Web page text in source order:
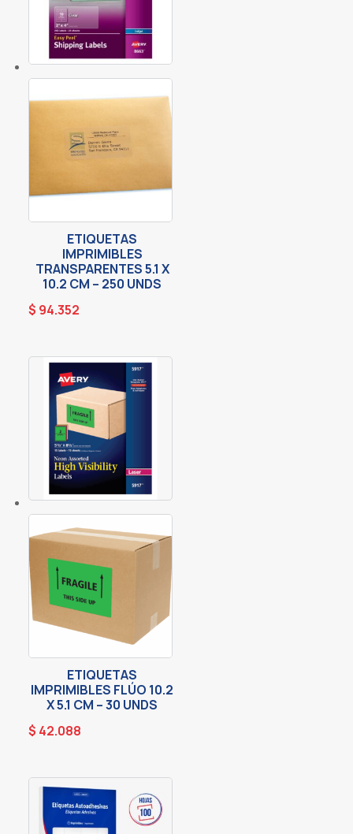
ETIQUETAS
IMPRIMIBLES
TRANSPARENTES 5.1 X
10.2 CM – 250 UNDS
$ 94.352
ETIQUETAS
IMPRIMIBLES FLÚO 10.2
X 5.1 CM – 30 UNDS
$ 42.088